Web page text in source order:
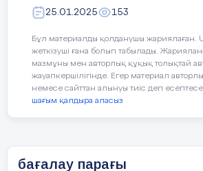
25.01.2025 153
Бұл материалды қолданушы жариялаған.
жеткізуші ғана болып табылады.
мазмұны мен авторлық құқық толықтай
жауапкершілігінде. Егер материал
немесе сайттан алынуы тиіс деп
шағым қалдыра аласыз
бағалау парағы